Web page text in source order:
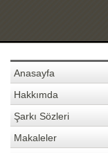
Anasayfa
Hakkımda
Şarkı Sözleri
Makaleler